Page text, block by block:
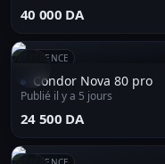
⁦40 000 DA⁩
RÉFÉRENCE
Condor Nova 80 pro
Publié il y a 5 jours
⁦24 500 DA⁩